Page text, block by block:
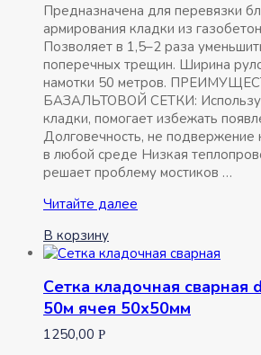
Предназначена для перевязки
армирования кладки из
Позволяет в 1,5–2 раза
поперечных трещин. Ширина
намотки 50 метров.
БАЗАЛЬТОВОЙ СЕТКИ:
кладки, помогает избежать
Долговечность, не подвержение
в любой среде Низкая
решает проблему мостиков …
Сетка
кладочная
1200мм
ячея
25х25мм
Читайте далее
В корзину
Сетка кладочная сварная
50м ячея 50х50мм
1250,00 Р